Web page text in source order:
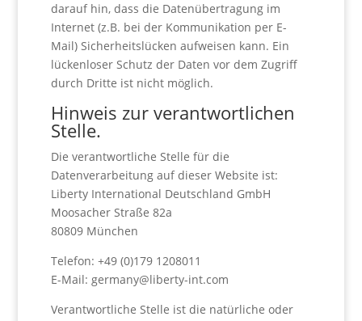
darauf hin, dass die Datenübertragung im
Internet (z.B. bei der Kommunikation per E-
Mail) Sicherheitslücken aufweisen kann. Ein
lückenloser Schutz der Daten vor dem Zugriff
durch Dritte ist nicht möglich.
Hinweis zur verantwortlichen
Stelle.
Die verantwortliche Stelle für die
Datenverarbeitung auf dieser Website ist:
Liberty International Deutschland GmbH
Moosacher Straße 82a
80809 München
Telefon: +49 (0)179 1208011
E-Mail: germany@liberty-int.com
Verantwortliche Stelle ist die natürliche oder